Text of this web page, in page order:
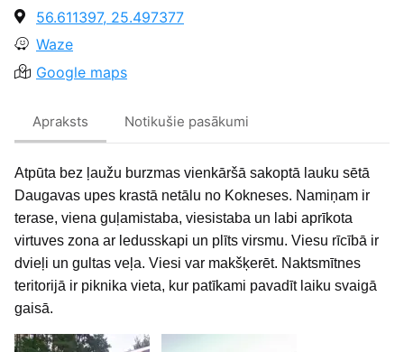
56.611397, 25.497377
Waze
Google maps
Apraksts Notikušie pasākumi
Atpūta bez ļaužu burzmas vienkāršā sakoptā lauku sētā
Daugavas upes krastā netālu no Kokneses. Namiņam ir
terase, viena guļamistaba, viesistaba un labi aprīkota
virtuves zona ar ledusskapi un plīts virsmu. Viesu rīcībā ir
dvieļi un gultas veļa. Viesi var makšķerēt. Naktsmītnes
teritorijā ir piknika vieta, kur patīkami pavadīt laiku svaigā
gaisā.